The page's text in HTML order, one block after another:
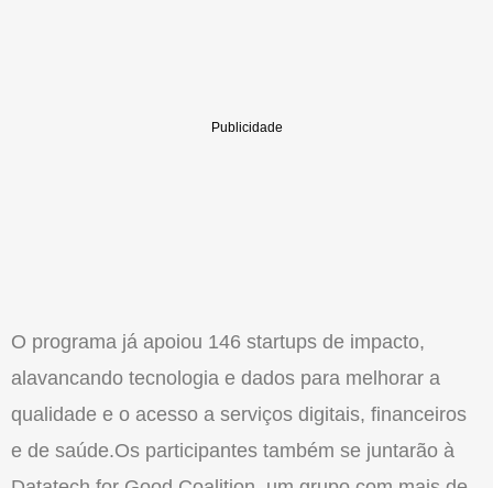
O programa já apoiou 146 startups de impacto,
alavancando tecnologia e dados para melhorar a
qualidade e o acesso a serviços digitais, financeiros
e de saúde.Os participantes também se juntarão à